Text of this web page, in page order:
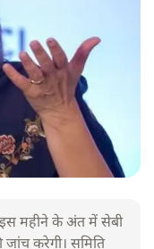
इस महीने के अंत में सेबी
करेगी। समिति